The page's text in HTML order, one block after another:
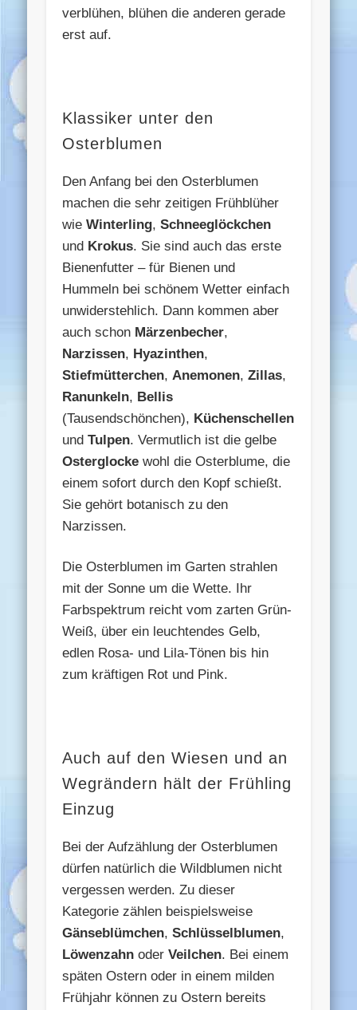
verblühen, blühen die anderen gerade
erst auf.
Klassiker unter den
Osterblumen
Den Anfang bei den Osterblumen
machen die sehr zeitigen Frühblüher
wieWinterling,Schneeglöckchen
und Krokus. Sie sind auch das erste
Bienenfutter – für Bienen und
Hummeln bei schönem Wetter einfach
unwiderstehlich. Dann kommen aber
auch schon Märzenbecher,
Narzissen, Hyazinthen,
Stiefmütterchen,Anemonen,Zillas,
Ranunkeln, Bellis
(Tausendschönchen), Küchenschellen
undTulpen. Vermutlich ist die gelbe
Osterglocke wohl die Osterblume, die
einem sofort durch den Kopf schießt.
Sie gehört botanisch zu den
Narzissen.
Die Osterblumen im Garten strahlen
mit der Sonne um die Wette. Ihr
Farbspektrum reicht vom zarten Grün-
Weiß, über ein leuchtendes Gelb,
edlen Rosa- und Lila-Tönen bis hin
zum kräftigen Rot und Pink.
Auch auf den Wiesen und an
Wegrändern hält der Frühling
Einzug
Bei der Aufzählung der Osterblumen
dürfen natürlich die Wildblumen nicht
vergessen werden. Zu dieser
Kategorie zählen beispielsweise
Gänseblümchen,Schlüsselblumen,
Löwenzahn oderVeilchen. Bei einem
späten Ostern oder in einem milden
Frühjahr können zu Ostern bereits